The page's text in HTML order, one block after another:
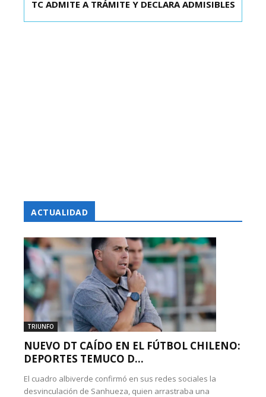
EXDIPUTADO LAVÍN SALIÓ DE CAPITÁN YÁBER
TC ADMITE A TRÁMITE Y DECLARA ADMISIBLES
ACTUALIDAD
TRIUNFO
NUEVO DT CAÍDO EN EL FÚTBOL CHILENO:
DEPORTES TEMUCO D...
El cuadro albiverde confirmó en sus redes sociales la
desvinculación de Sanhueza, quien arrastraba una